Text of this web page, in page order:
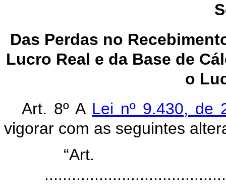
Das Perdas no
Lucro Real e da Base de
o
Art. 8º A Lei nº 9.430, de
vigorar com as seguintes